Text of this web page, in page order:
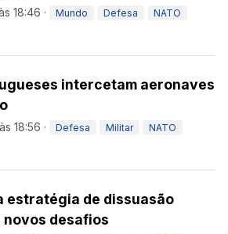
18:46 · Mundo Defesa NATO
intercetam aeronaves
18:56 · Defesa Militar NATO
estratégia de dissuasão
desafios